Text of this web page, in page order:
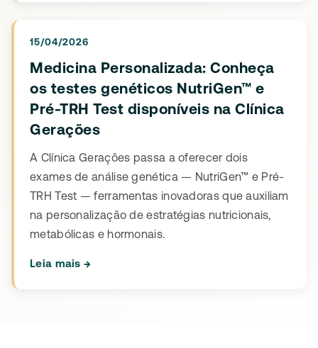
15/04/2026
Medicina Personalizada: Conheça
os testes genéticos NutriGen™ e
Pré-TRH Test disponíveis na Clínica
Gerações
A Clínica Gerações passa a oferecer dois
exames de análise genética — NutriGen™ e Pré-
TRH Test — ferramentas inovadoras que auxiliam
na personalização de estratégias nutricionais,
metabólicas e hormonais.
Leia mais →